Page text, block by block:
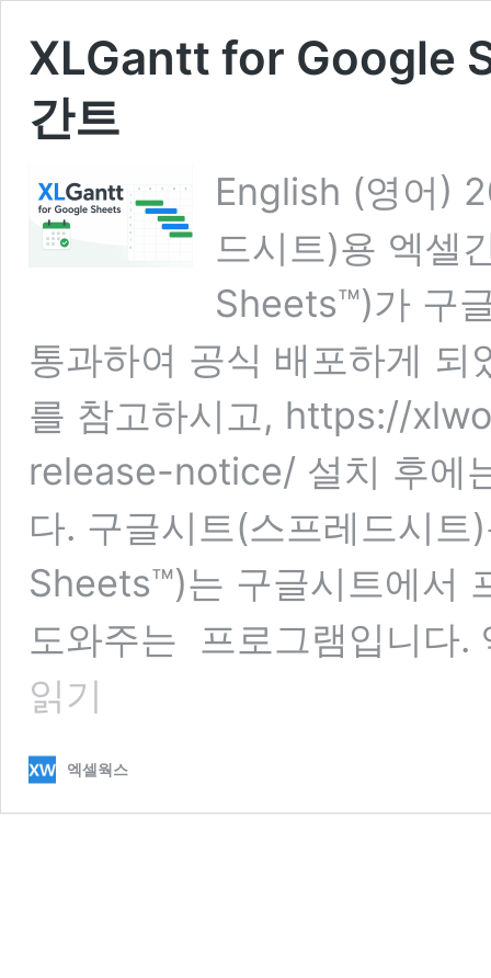
XLGantt for Google
간트
English (영어)
드시트)용 엑셀
Sheets™)가 구
통과하여 공식 배포하게
를 참고하시고, https://
release-notice/ 설치 후에
다. 구글시트(스프레드시
Sheets™)는 구글시트에서
도와주는 프로그램입니다
읽기
엑셀웍스